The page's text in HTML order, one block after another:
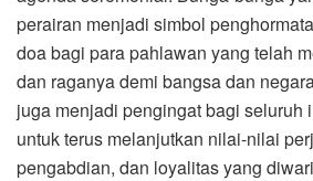
perairan menjadi simbol
doa bagi para pahlawan yang telah
dan raganya demi bangsa dan
juga menjadi pengingat bagi seluruh
untuk terus melanjutkan nilai-nilai
pengabdian, dan loyalitas yang